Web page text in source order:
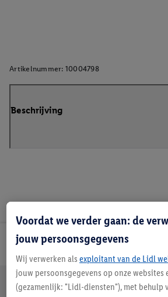
Artikelnummer: 10004798
Beschrijving
Lidl
Jouw voordelen bij ons als Lidl webshop
Gratis retourneren Veilig winkelen
Voordat we verder gaan: de
jouw persoonsgegevens
Wij verwerken als exploitant van de Lidl
jouw persoonsgegevens op onze websites
(gezamenlijk: "Lidl-diensten"), met behulp